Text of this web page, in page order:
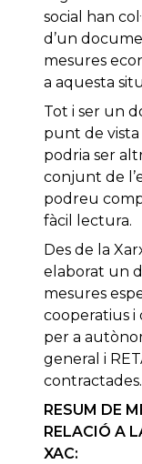
social han
d’un
mesures
a aquesta
Tot i ser un
punt de vista
podria ser
conjunt de
podreu
fàcil lectura.
Des de la
elaborat un
mesures
cooperatius i
per a
general i
contractades.
RESUM DE
RELACIÓ A
XAC: